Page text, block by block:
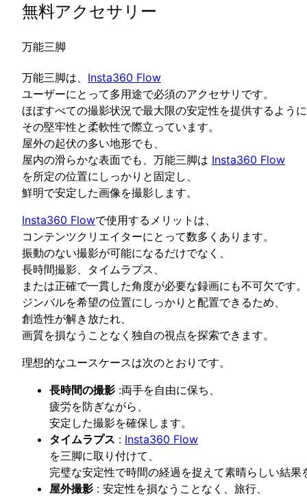
無料アクセサリー
万能三脚
万能三脚は、 Insta360 Flow
ユーザーにとって多用途で必須のアクセサリです。
ほぼすべての撮影状況で最大限の安定性を提供するよう
その堅牢性と柔軟性で際立っています。
屋外の起伏の多い地形でも、
屋内の滑らかな表面でも、万能三脚は Insta360 Flow
を所定の位置にしっかりと固定し、
鮮明で安定した画像を撮影します。
Insta360 Flowで使用するメリットは、
コンテンツクリエイターにとって数多くあります。
振動のない撮影が可能になるだけでなく、
長時間撮影、タイムラプス、
または正確で一貫した角度が必要な録画にも不可欠です。
ジンバルを希望の位置にしっかりと配置できるため、
創造性が解き放たれ、
画質を損なうことなく独自の視点を探索できます。
理想的なユースケースは次のとおりです。
長時間の撮影 :両手を自由に保ち、
疲労を防ぎながら、
安定した撮影を確保します。
タイムラプス : Insta360 Flow
を三脚に取り付けて、
完璧な安定性で時間の経過を捉えて素晴らしい結果
屋外撮影 : 安定性を損なうことなく、旅行、